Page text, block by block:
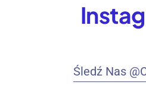
Śledź Nas